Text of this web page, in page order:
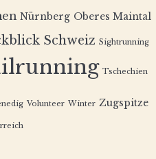
Nürnberg Oberes Maintal
Schweiz Sightrunning
Tschechien
Volunteer Winter Zugspitze